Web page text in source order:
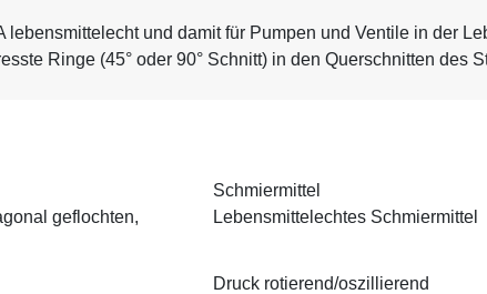
lebensmittelecht und damit für Pumpen und Ventile in der
Ringe (45° oder 90° Schnitt) in den Querschnitten des
geflochten,
Schmiermittel
Lebensmittelechtes Schmiermittel
Druck rotierend/oszillierend